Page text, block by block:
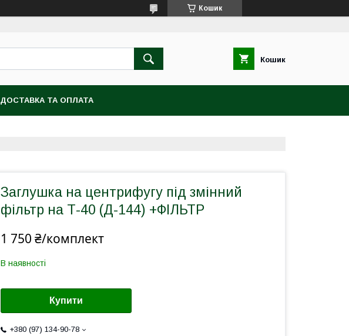
Кошик
Кошик
ДОСТАВКА ТА ОПЛАТА
Заглушка на центрифугу під змінний
фільтр на Т-40 (Д-144) +ФІЛЬТР
1 750 ₴/комплект
В наявності
Купити
+380 (97) 134-90-78